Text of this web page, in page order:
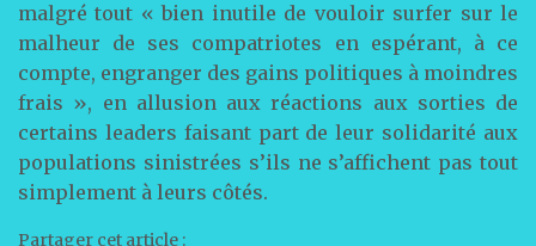
malgré tout « bien inutile de vouloir surfer sur le
malheur de ses compatriotes en espérant, à ce
compte, engranger des gains politiques à moindres
frais », en allusion aux réactions aux sorties de
certains leaders faisant part de leur solidarité aux
populations sinistrées s’ils ne s’affichent pas tout
simplement à leurs côtés.
Partager cet article :